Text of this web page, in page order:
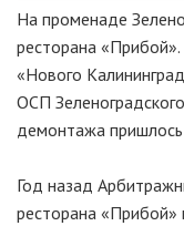
На променаде
ресторана
«Нового
ОСП
демонтажа
Год назад
ресторана «Прибой»